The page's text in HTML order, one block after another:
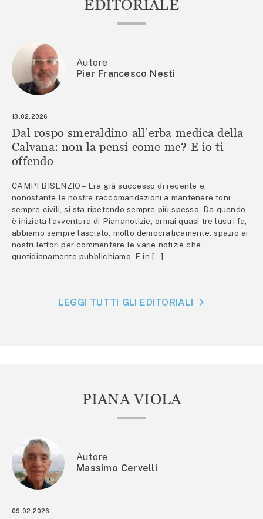
EDITORIALE
Autore
Pier Francesco Nesti
13.02.2026
Dal rospo smeraldino all’erba medica della
Calvana: non la pensi come me? E io ti
offendo
CAMPI BISENZIO – Era già successo di recente e,
nonostante le nostre raccomandazioni a mantenere toni
sempre civili, si sta ripetendo sempre più spesso. Da quando
è iniziata l’avventura di Piananotizie, ormai quasi tre lustri fa,
abbiamo sempre lasciato, molto democraticamente, spazio ai
nostri lettori per commentare le varie notizie che
quotidianamente pubblichiamo. E in […]
LEGGI TUTTI GLI EDITORIALI
PIANA VIOLA
Autore
Massimo Cervelli
09.02.2026